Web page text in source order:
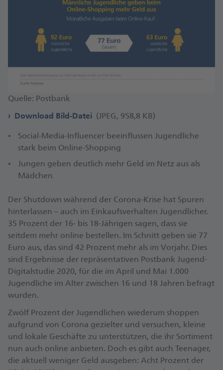
Quelle: Postbank
Download Bild-Datei (JPEG, 958,8 KB)
Social-Media-Influencer beeinflussen Jugendliche
stark beim Online-Shopping
Jungen geben deutlich mehr Geld im Netz aus als
Mädchen
Der Shutdown während der Corona-Krise hat Spuren
hinterlassen – auch im Einkaufsverhalten Jugendlicher.
35 Prozent der 16- bis 18-Jährigen sagen, dass sie
seitdem mehr online bestellen. Im Schnitt geben sie 77
Euro aus, das sind 42 Prozent mehr als im Vorjahr. Dies
sind Ergebnisse der repräsentativen Postbank Jugend-
Digitalstudie 2020, für die im April und Mai 1.000
Jugendliche im Alter zwischen 16 und 18 Jahren befragt
wurden.
Zwölf Prozent der Jugendlichen wiederum shoppen
aufgrund von Corona gezielter und versuchen, kleine
und lokale Geschäfte zu unterstützen, die ihr Sortiment
nun auch online anbieten. Doch es gibt auch Teenager,
die aktuell weniger Geld ausgeben: Acht Prozent der